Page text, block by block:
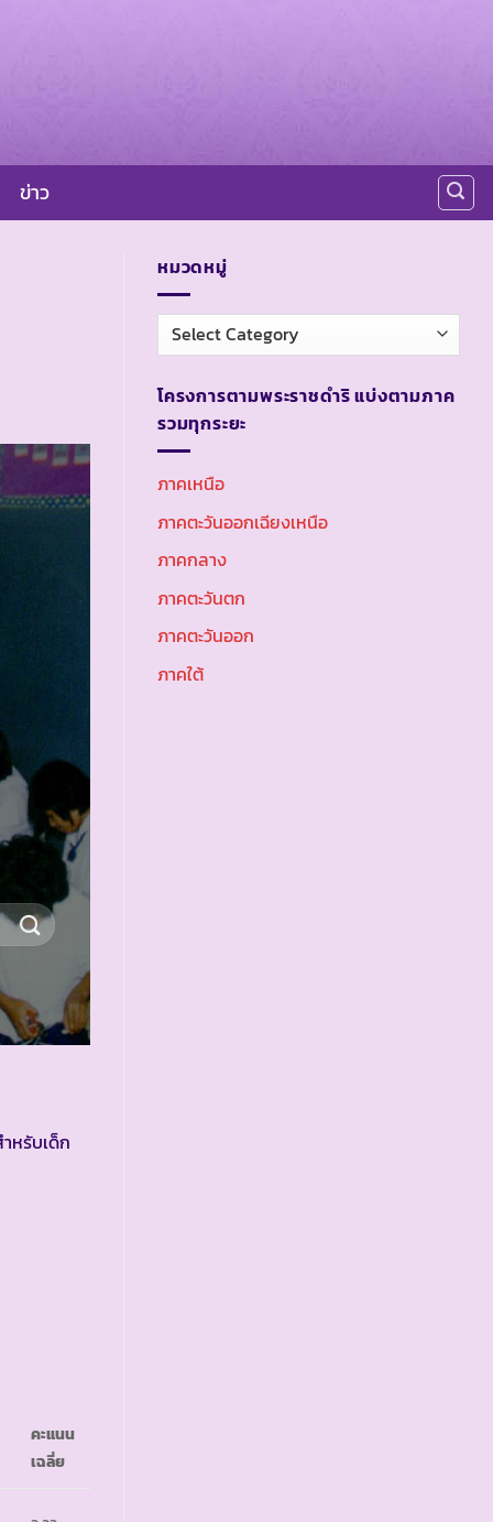
ข่าว
หรับเด็ก
คะแนน
เฉลี่ย
หมวดหมู่
หมวด
หมู่
โครงการตามพระราชดำริ แบ่งตามภาค
รวมทุกระยะ
ภาคเหนือ
ภาคตะวันออกเฉียงเหนือ
ภาคกลาง
ภาคตะวันตก
ภาคตะวันออก
ภาคใต้